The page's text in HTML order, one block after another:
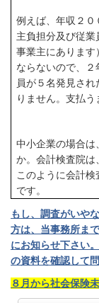
例えば、年収２
主負担分及び従
事業主にありま
ならないので、
員が５名発見さ
りません。支払う
中小企業の場合は
か。会計検査院は
このように会計
です。
もし、調査がいや
方は、当事務所ま
にお知らせ下さい。
の資料を確認して
８月から社会保険